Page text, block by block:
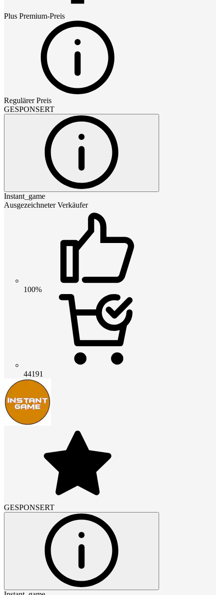
Plus Premium-Preis
Regulärer Preis
GESPONSERT
Instant_game
Ausgezeichneter Verkäufer
100%
44191
GESPONSERT